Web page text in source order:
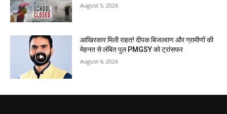
August 5, 2026
आखिरकार मिली राहत! दीपक बिजल्वाण और ग्रामीणों की
मेहनत से लंबित पुल PMGSY को ट्रांसफर
August 4, 2026